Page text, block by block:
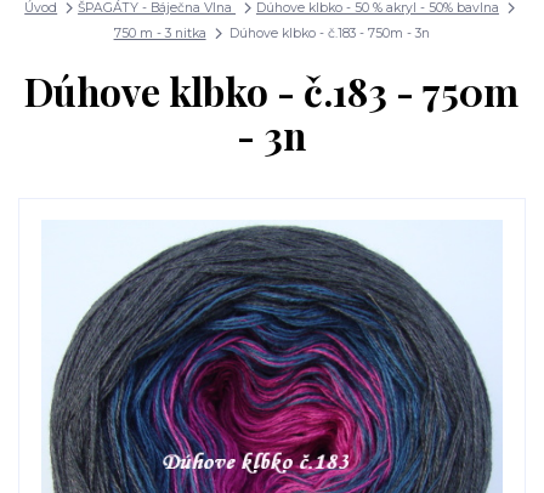
Úvod ŠPAGÁTY - Báječna Vlna
Dúhove klbko - 50 % akryl - 50% bavlna
750 m - 3 nitka
Dúhove klbko - č.183 - 750m - 3n
Dúhove klbko - č.183 - 750m
- 3n